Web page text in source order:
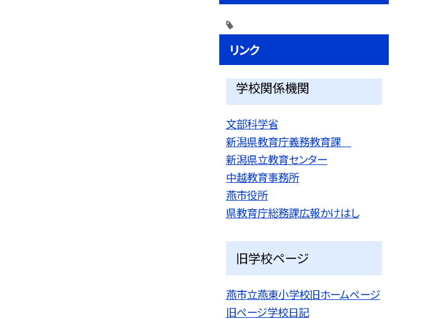
リンク
学校関係機関
文部科学省
新潟県教育庁義務教育課
新潟県立教育センター
中越教育事務所
燕市役所
県教育庁総務課広報かけはし
旧学校ページ
燕市立燕東小学校旧ホームページ
旧ページ学校日記